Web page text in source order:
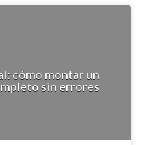
cómo montar un
sin errores